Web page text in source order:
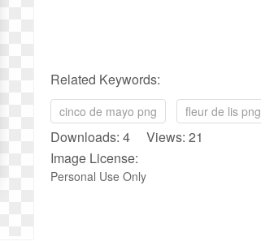
Related Keywords:
cinco de mayo png fleur de lis png
Downloads: 4 Views: 21
Image License:
Personal Use Only